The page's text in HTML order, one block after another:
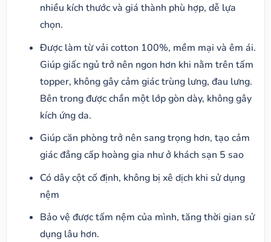
nhiều kích thước và giá thành phù hợp, dễ lựa
chọn.
Được làm từ vải cotton 100%, mềm mại và êm ái.
Giúp giấc ngủ trở nên ngon hơn khi nằm trên tấm
topper, không gây cảm giác trùng lưng, đau lưng.
Bên trong được chần một lớp gòn dày, không gây
kích ứng da.
Giúp căn phòng trở nên sang trọng hơn, tạo cảm
giác đẳng cấp hoàng gia như ở khách sạn 5 sao
Có dây cột cố định, không bị xê dịch khi sử dụng
nệm
Bảo vệ được tấm nệm của mình, tăng thời gian sử
dụng lâu hơn.